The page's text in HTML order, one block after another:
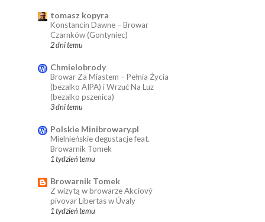
tomasz kopyra
Konstancin Dawne – Browar
Czarnków (Gontyniec)
2 dni temu
Chmielobrody
Browar Za Miastem – Pełnia Życia
(bezalko AIPA) i Wrzuć Na Luz
(bezalko pszenica)
3 dni temu
Polskie Minibrowary.pl
Mielnieńskie degustacje feat.
Browarnik Tomek
1 tydzień temu
Browarnik Tomek
Z wizytą w browarze Akciový
pivovar Libertas w Úvaly
1 tydzień temu